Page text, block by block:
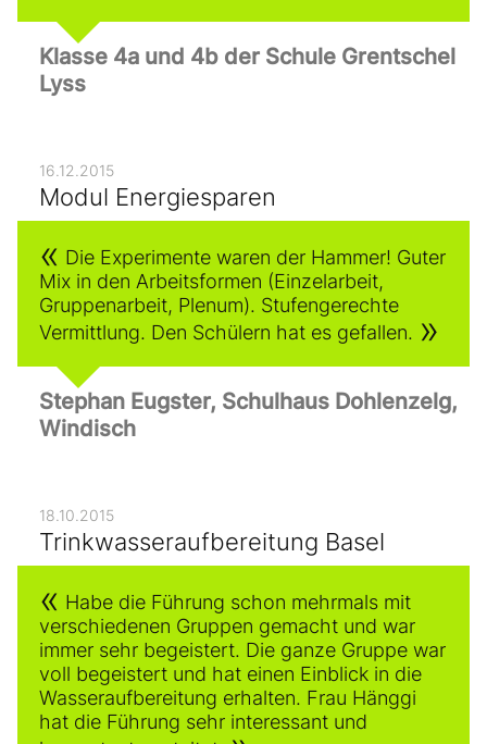
Klasse 4a und 4b der Schule Grentschel
Lyss
16.12.2015
Modul Energiesparen
Die Experimente waren der Hammer! Guter
Mix in den Arbeitsformen (Einzelarbeit,
Gruppenarbeit, Plenum). Stufengerechte
Vermittlung. Den Schülern hat es gefallen.
Stephan Eugster, Schulhaus Dohlenzelg,
Windisch
18.10.2015
Trinkwasseraufbereitung Basel
Habe die Führung schon mehrmals mit
verschiedenen Gruppen gemacht und war
immer sehr begeistert. Die ganze Gruppe war
voll begeistert und hat einen Einblick in die
Wasseraufbereitung erhalten. Frau Hänggi
hat die Führung sehr interessant und